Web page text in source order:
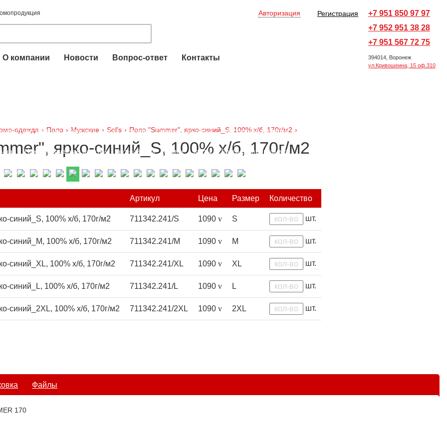
+7 951 850 97 97
+7 952 951 38 28
+7 951 567 72 75
394014, Воронеж
ул.Кривошеина, 15 оф.310
Авторизация Регистрация
О компании Новости Вопрос-ответ Контакты
и отдых Красная книга Посуда Сладкие подарки Новогодние подарки Награды
Некоммерческие остатки Уютный дом Сумки Зонты Заказная программа
защиты
одежда › Поло › Мужские › Sol's › Поло "Summer", ярко-синий_S, 100% х/б, 170г/м2 ›
ярко-синий_S, 100% х/б, 170г/м2
Артикул Цена Размер Количество
синий_S, 100% х/б, 170г/м2 711342.241/S 1090 v S шт.
синий_M, 100% х/б, 170г/м2 711342.241/M 1090 v M шт.
синий_XL, 100% х/б, 170г/м2 711342.241/XL 1090 v XL шт.
синий_L, 100% х/б, 170г/м2 711342.241/L 1090 v L шт.
синий_2XL, 100% х/б, 170г/м2 711342.241/2XL 1090 v 2XL шт.
Файлы
170